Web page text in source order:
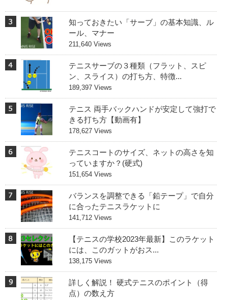
知っておきたい「サーブ」の基本知識、ル
ール、マナー
211,640 Views
テニスサーブの３種類（フラット、スピ
ン、スライス）の打ち方、特徴...
189,397 Views
テニス 両手バックハンドが安定して強打で
きる打ち方【動画有】
178,627 Views
テニスコートのサイズ、ネットの高さを知
っていますか？(硬式)
151,654 Views
バランスを調整できる「鉛テープ」で自分
に合ったテニスラケットに
141,712 Views
【テニスの学校2023年最新】このラケット
には、このガットがおス...
138,175 Views
詳しく解説！ 硬式テニスのポイント（得
点）の数え方